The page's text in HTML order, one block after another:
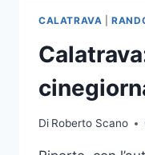
CALATRAVA |
Di Roberto Scano